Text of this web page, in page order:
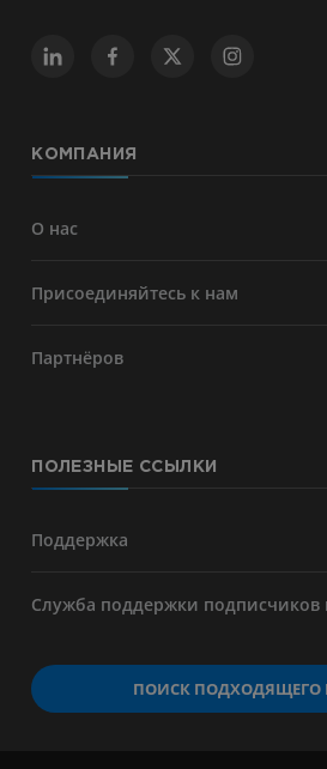
КОМПАНИЯ
О нас
Присоединяйтесь к нам
Партнёров
ПОЛЕЗНЫЕ ССЫЛКИ
Поддержка
Служба поддержки подписчиков
ПОИСК ПОДХОДЯЩЕГО